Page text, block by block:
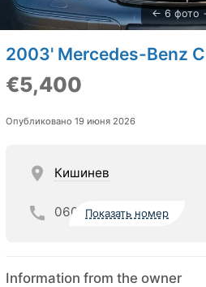
6 фото
2003' Mercedes-Benz
€5,400
Опубликовано 19 июня 2026
Кишинев
060 Показать номер
Information from the owner